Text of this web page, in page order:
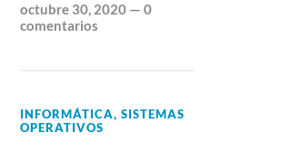
octubre 30, 2020 —0
comentarios
INFORMÁTICA,SISTEMAS
OPERATIVOS